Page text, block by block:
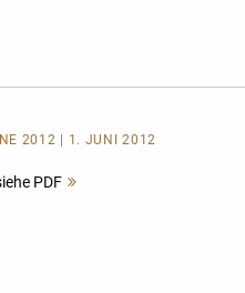
2012 | 1. JUNI 2012
PDF